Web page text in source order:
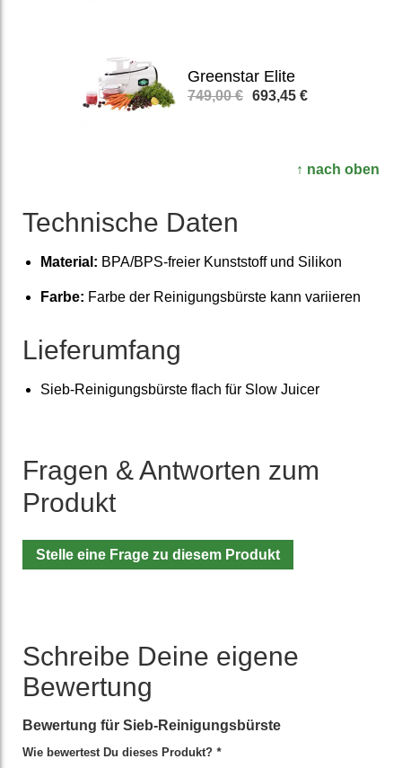
Greenstar Elite
749,00 € 693,45 €
↑ nach oben
Technische Daten
Material: BPA/BPS-freier Kunst­stoff und Silikon
Farbe: Farbe der Reinigungsbürste kann variieren
Lieferumfang
Sieb-Reinigungs­bürste flach für Slow Juicer
Fragen & Antworten zum
Produkt
Stelle eine Frage zu diesem Produkt
Schreibe Deine eigene
Bewertung
Bewertung für Sieb-Reinigungsbürste
Wie bewertest Du dieses Produkt? *